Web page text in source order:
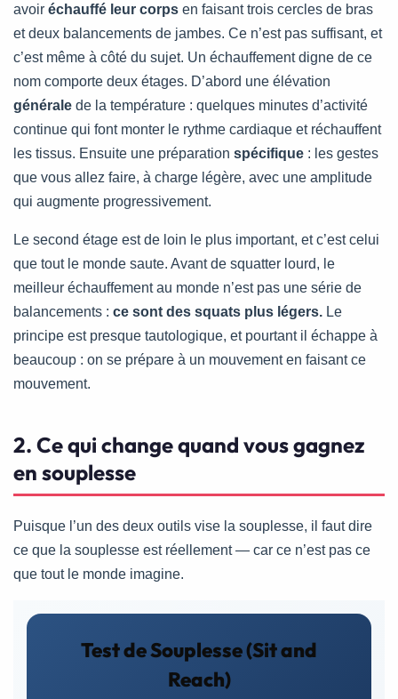
avoir échauffé leur corps en faisant trois cercles de bras
et deux balancements de jambes. Ce n’est pas suffisant, et
c’est même à côté du sujet. Un échauffement digne de ce
nom comporte deux étages. D’abord une élévation
générale de la température : quelques minutes d’activité
continue qui font monter le rythme cardiaque et réchauffent
les tissus. Ensuite une préparation spécifique : les gestes
que vous allez faire, à charge légère, avec une amplitude
qui augmente progressivement.
Le second étage est de loin le plus important, et c’est celui
que tout le monde saute. Avant de squatter lourd, le
meilleur échauffement au monde n’est pas une série de
balancements : ce sont des squats plus légers. Le
principe est presque tautologique, et pourtant il échappe à
beaucoup : on se prépare à un mouvement en faisant ce
mouvement.
2. Ce qui change quand vous gagnez
en souplesse
Puisque l’un des deux outils vise la souplesse, il faut dire
ce que la souplesse est réellement — car ce n’est pas ce
que tout le monde imagine.
Test de Souplesse (Sit and
Reach)